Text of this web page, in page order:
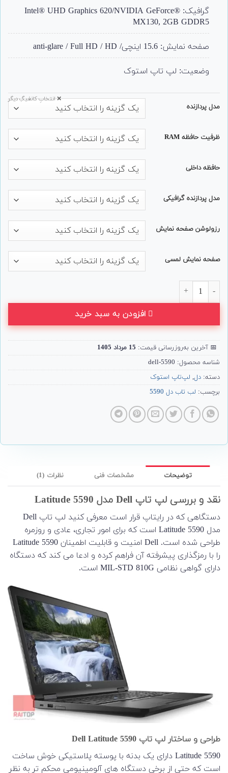
گرافیک: Intel® UHD Graphics 620/NVIDIA GeForce®
MX130, 2GB GDDR5
صفحه نمایش: 15.6 اینچی/ anti-glare / Full HD / HD
وضعیت: لپ تاپ استوک
مدل پردازنده
ظرفیت حافظه RAM
حافظه داخلی
مدل پردازنده گرافیکی
رزولوشن صفحه نمایش
صفحه نمایش لمسی
❌ انتخابِ کانفیگِ دیگر
افزودن به سبد خرید
📅 آخرین به‌روزرسانی قیمت: 15 مرداد 1405
شناسه محصول: dell-5590
دسته: دل, لپ‌تاپ استوک
برچسب: لب تاب دل 5590
توضیحات مشخصات فنی نظرات (1)
نقد و بررسی لپ تاپ Dell مدل Latitude 5590
دستگاهی که در رایتاپ قرار است معرفی کنید لپ تاپ Dell
مدل Latitude 5590 است که برای امور تجاری، عادی و روزمره
طراحی شده است. Dell امنیت و قابلیت اطمینان Latitude 5590
را با رمزگذاری پیشرفته آن فراهم کرده و ادعا می کند که دستگاه
دارای گواهی نظامی MIL-STD 810G است.
طراحی و ساختار لپ تاپ Dell Latitude 5590
Latitude 5590 دارای یک بدنه با پوسته پلاستیکی خوش ساخت
است که حتی از برخی دستگاه های آلومینیومی محکم تر به نظر